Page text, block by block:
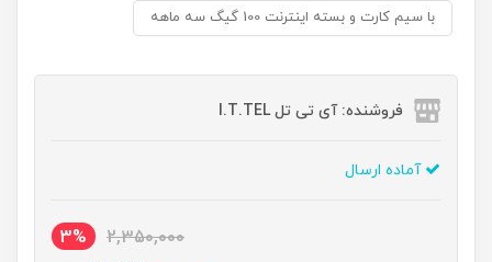
با سیم کارت و بسته اینترنت 100 گیگ سه ماهه
فروشنده: آی تی تل I.T.TEL
آماده ارسال
2,350,000
3%